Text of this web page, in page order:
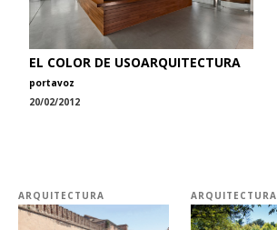
EL COLOR DE USOARQUITECTURA
portavoz
20/02/2012
ARQUITECTURA ARQUITECTURA